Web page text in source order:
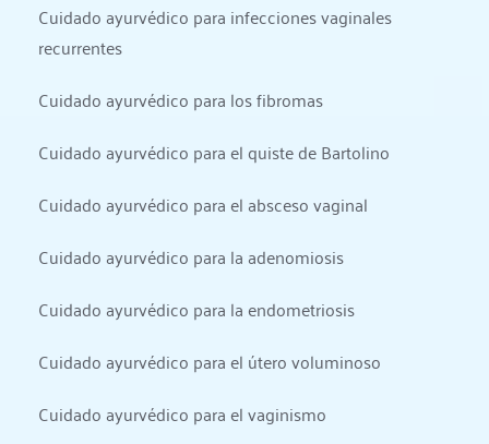
Cuidado ayurvédico para infecciones vaginales
recurrentes
Cuidado ayurvédico para los fibromas
Cuidado ayurvédico para el quiste de Bartolino
Cuidado ayurvédico para el absceso vaginal
Cuidado ayurvédico para la adenomiosis
Cuidado ayurvédico para la endometriosis
Cuidado ayurvédico para el útero voluminoso
Cuidado ayurvédico para el vaginismo